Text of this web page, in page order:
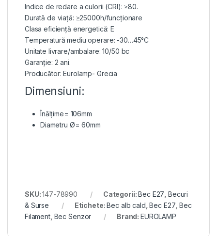
Indice de redare a culorii (CRI): ≥80.
Durată de viață: ≥25000h/funcționare
Clasa eficiență energetică: E
Temperatură mediu operare: -30…45°C
Unitate livrare/ambalare: 10/50 bc
Garanție: 2 ani.
Producător: Eurolamp- Grecia
Dimensiuni:
Înălțime= 106mm
Diametru Ø= 60mm
SKU:147-78990 Categorii:Bec E27 ,Becuri
& Surse
Etichete:Bec alb cald ,Bec E27 ,Bec
Filament, Bec Senzor Brand: EUROLAMP